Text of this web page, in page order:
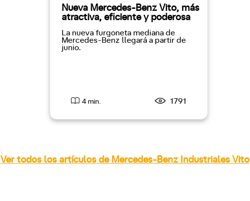
Nueva Mercedes-Benz Vito, más
atractiva, eficiente y poderosa
La nueva furgoneta mediana de
Mercedes-Benz llegará a partir de
junio.
4 min. 1791
Ver todos los artículos de Mercedes-Benz Industriales Vito